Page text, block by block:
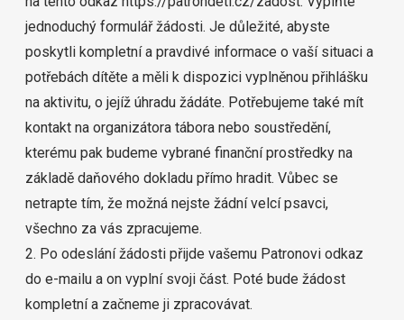
jednoduchý formulář žádosti. Je důležité, abyste
poskytli kompletní a pravdivé informace o vaší situaci a
potřebách dítěte a měli k dispozici vyplněnou přihlášku
na aktivitu, o jejíž úhradu žádáte. Potřebujeme také mít
kontakt na organizátora tábora nebo soustředění,
kterému pak budeme vybrané finanční prostředky na
základě daňového dokladu přímo hradit. Vůbec se
netrapte tím, že možná nejste žádní velcí psavci,
všechno za vás zpracujeme.
2. Po odeslání žádosti přijde vašemu Patronovi odkaz
do e-mailu a on vyplní svoji část. Poté bude žádost
kompletní a začneme ji zpracovávat.